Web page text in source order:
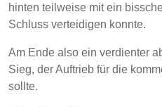
hinten teilweise mit ein
Schluss verteidigen konnte.
Am Ende also ein verdienter
Sieg, der Auftrieb für die
sollte.